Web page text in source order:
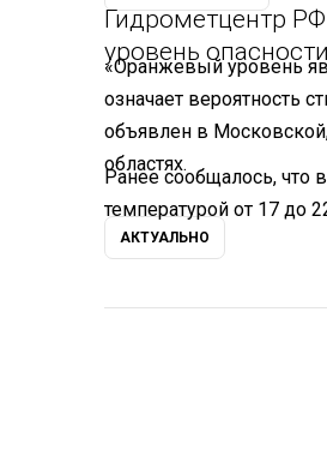
Гидрометцентр
уровень
«Оранжевый уровень
означает вероятность
объявлен в
областях.
Ранее сообщалось, что
температурой от 17 до
АКТУАЛЬНО